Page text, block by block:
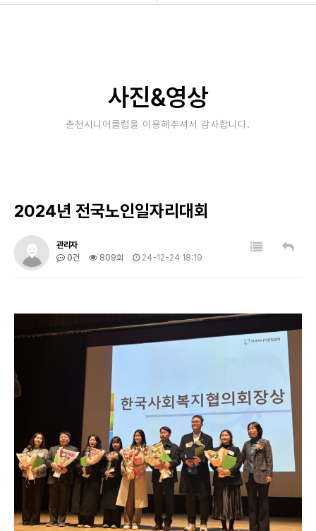
보도자료
사진&영상
사진&영상
춘천시니어클럽을 이용해주셔서 감사합니다.
2024년 전국노인일자리대회
관리자
0건
809회 24-12-24 18:19